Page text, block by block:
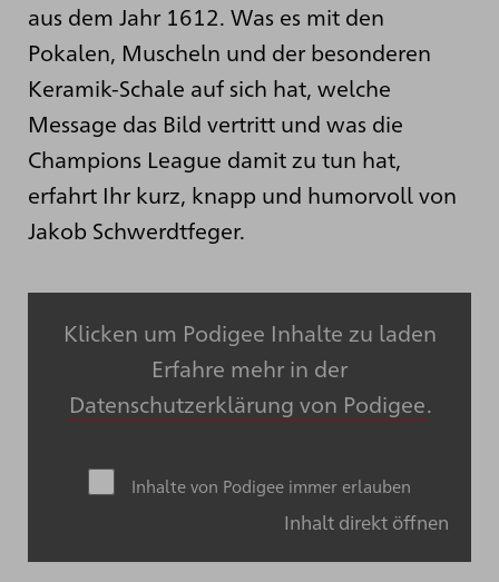
aus dem Jahr 1612. Was es mit den
Pokalen, Muscheln und der besonderen
Keramik-Schale auf sich hat, welche
Message das Bild vertritt und was die
Champions League damit zu tun hat,
erfahrt Ihr kurz, knapp und humorvoll von
Jakob Schwerdtfeger.
Klicken um Podigee Inhalte zu laden
Erfahre mehr in der
Datenschutzerklärung von Podigee.
Inhalte von Podigee immer erlauben
Inhalt direkt öffnen